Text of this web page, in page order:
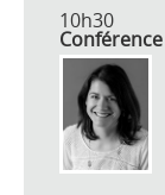
10h30
Conférence